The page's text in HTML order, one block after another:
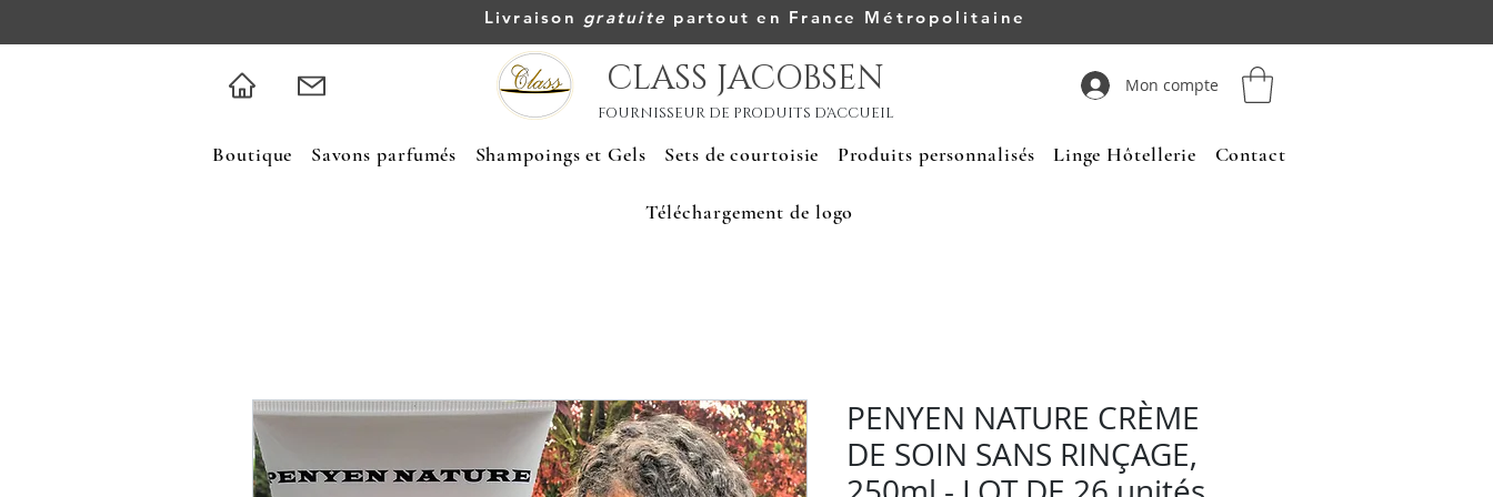
Livraison gratuite partout en France Métropolitaine
CLASS JACOBSEN
FOURNISSEUR DE PRODUITS D'ACCUEIL
Mon compte
Boutique Savons parfumés Shampoings et Gels Sets de courtoisie Produits personnalisés Linge Hôtellerie Contact
Téléchargement de logo
PENYEN NATURE CRÈME
DE SOIN SANS RINÇAGE,